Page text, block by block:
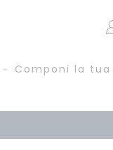
Componi la